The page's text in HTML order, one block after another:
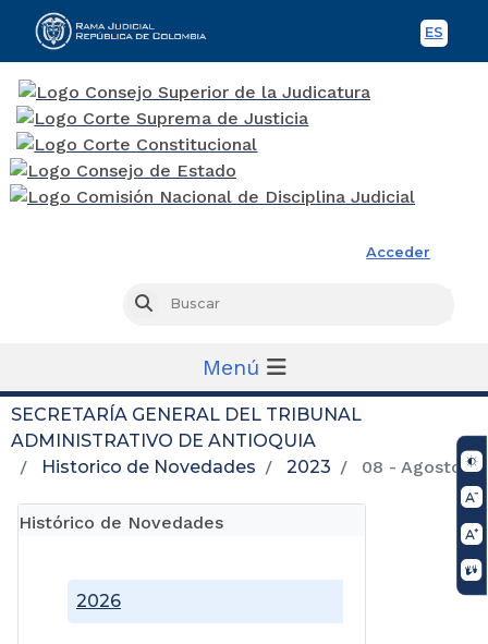
ES
Acceder
Buscar
Menú
SECRETARÍA GENERAL DEL TRIBUNAL
ADMINISTRATIVO DE ANTIOQUIA
Historico de Novedades
2023 08 - Agosto
Histórico de Novedades
2026